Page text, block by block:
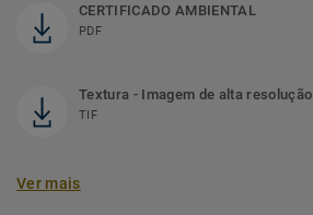
CERTIFICADO AMBIENTAL
PDF
Textura - Imagem de alta resolução
TIF
Ver mais